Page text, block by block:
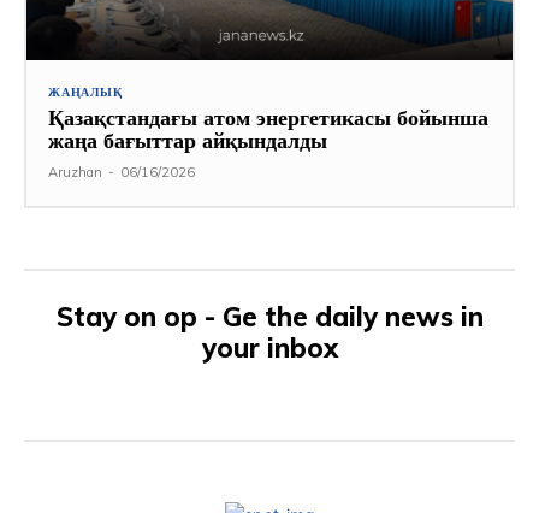
ЖАҢАЛЫҚ
Қазақстандағы атом энергетикасы бойынша
жаңа бағыттар айқындалды
Aruzhan - 06/16/2026
Stay on op - Ge the daily news in
your inbox